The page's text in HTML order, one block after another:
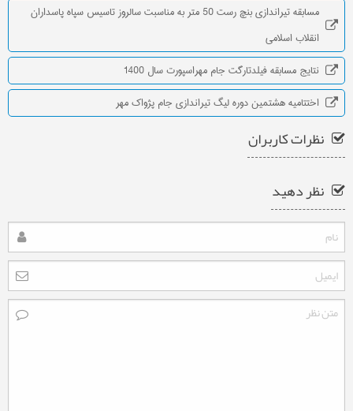
مسابقه تیراندازی بنچ رست 50 متر به مناسبت سالروز تاسیس سپاه پاسداران
انقلاب اسلامی
نتایج مسابقه فیلدتارگت جام مهراسپورت سال 1400
اختتاميه هشتمین دوره لیگ تیراندازی جام پژواک مهر
نظرات کاربران
نظر دهید